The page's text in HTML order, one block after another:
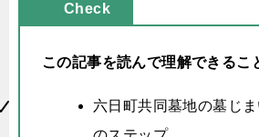
Check
この記事を読んで理解できるこ
六日町共同墓地の墓じ